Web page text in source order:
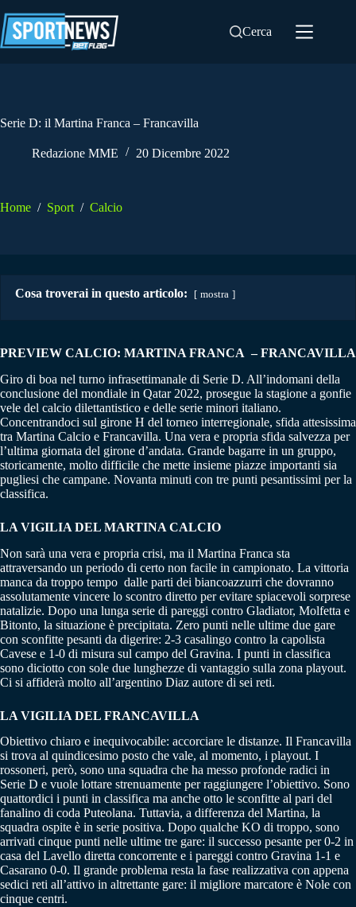
al
contenuto
Cerca
Serie D: il Martina Franca – Francavilla
Redazione MME 20 Dicembre 2022
Home / Sport / Calcio
Cosa troverai in questo articolo: mostra
PREVIEW CALCIO: MARTINA FRANCA – FRANCAVILLA
Giro di boa nel turno infrasettimanale di Serie D. All’indomani della
conclusione del mondiale in Qatar 2022, prosegue la stagione a gonfie
vele del calcio dilettantistico e delle serie minori italiano.
Concentrandoci sul girone H del torneo interregionale, sfida attesissima
tra Martina Calcio e Francavilla. Una vera e propria sfida salvezza per
l’ultima giornata del girone d’andata. Grande bagarre in un gruppo,
storicamente, molto difficile che mette insieme piazze importanti sia
pugliesi che campane. Novanta minuti con tre punti pesantissimi per la
classifica.
LA VIGILIA DEL MARTINA CALCIO
Non sarà una vera e propria crisi, ma il Martina Franca sta
attraversando un periodo di certo non facile in campionato. La vittoria
manca da troppo tempo dalle parti dei biancoazzurri che dovranno
assolutamente vincere lo scontro diretto per evitare spiacevoli sorprese
natalizie. Dopo una lunga serie di pareggi contro Gladiator, Molfetta e
Bitonto, la situazione è precipitata. Zero punti nelle ultime due gare
con sconfitte pesanti da digerire: 2-3 casalingo contro la capolista
Cavese e 1-0 di misura sul campo del Gravina. I punti in classifica
sono diciotto con sole due lunghezze di vantaggio sulla zona playout.
Ci si affiderà molto all’argentino Diaz autore di sei reti.
LA VIGILIA DEL FRANCAVILLA
Obiettivo chiaro e inequivocabile: accorciare le distanze. Il Francavilla
si trova al quindicesimo posto che vale, al momento, i playout. I
rossoneri, però, sono una squadra che ha messo profonde radici in
Serie D e vuole lottare strenuamente per raggiungere l’obiettivo. Sono
quattordici i punti in classifica ma anche otto le sconfitte al pari del
fanalino di coda Puteolana. Tuttavia, a differenza del Martina, la
squadra ospite è in serie positiva. Dopo qualche KO di troppo, sono
arrivati cinque punti nelle ultime tre gare: il successo pesante per 0-2 in
casa del Lavello diretta concorrente e i pareggi contro Gravina 1-1 e
Casarano 0-0. Il grande problema resta la fase realizzativa con appena
sedici reti all’attivo in altrettante gare: il migliore marcatore è Nole con
cinque centri.